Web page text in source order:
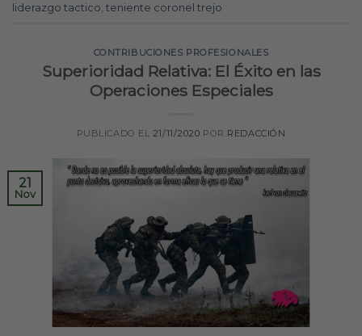
liderazgo tactico teniente coronel trejo
CONTRIBUCIONES PROFESIONALES
Superioridad Relativa: El Éxito en las
Operaciones Especiales
PUBLICADO EL 21/11/2020 POR REDACCIÓN
21
Nov